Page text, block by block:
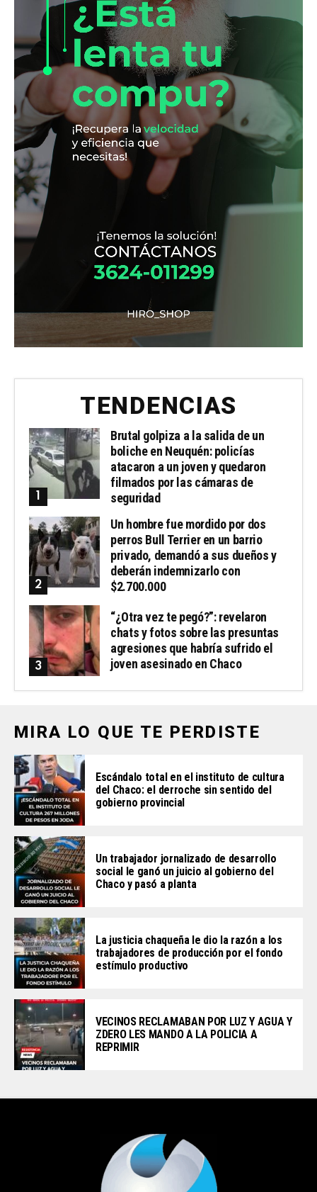
TENDENCIAS
Brutal golpiza a la salida de un
boliche en Neuquén: policías
atacaron a un joven y quedaron
filmados por las cámaras de
seguridad
Un hombre fue mordido por dos
perros Bull Terrier en un barrio
privado, demandó a sus dueños y
deberán indemnizarlo con
$2.700.000
“¿Otra vez te pegó?”: revelaron
chats y fotos sobre las presuntas
agresiones que habría sufrido el
joven asesinado en Chaco
MIRA LO QUE TE PERDISTE
Escándalo total en el instituto de cultura
del Chaco: el derroche sin sentido del
gobierno provincial
Un trabajador jornalizado de desarrollo
social le ganó un juicio al gobierno del
Chaco y pasó a planta
La justicia chaqueña le dio la razón a los
trabajadores de producción por el fondo
estímulo productivo
VECINOS RECLAMABAN POR LUZ Y AGUA Y
ZDERO LES MANDO A LA POLICIA A
REPRIMIR